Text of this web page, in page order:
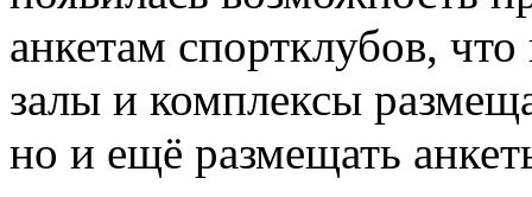
анкетам спортклубов,
залы и комплексы
но и ещё размещать